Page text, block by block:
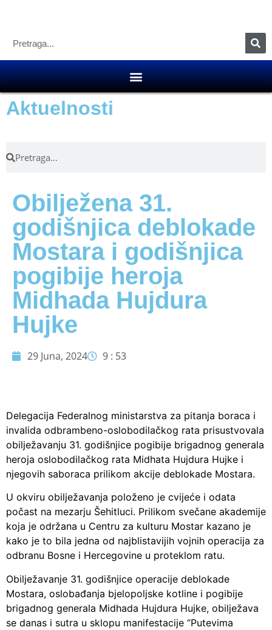
Aktuelnosti
Obilježena 31.
godišnjica deblokade
Mostara i godišnjica
pogibije heroja
Midhada Hujdura
Hujke
29 Juna, 2024 9 : 53
Delegacija Federalnog ministarstva za pitanja boraca i
invalida odbrambeno-oslobodilačkog rata prisustvovala
obilježavanju 31. godišnjice pogibije brigadnog generala
heroja oslobodilačkog rata Midhata Hujdura Hujke i
njegovih saboraca prilikom akcije deblokade Mostara.
U okviru obilježavanja položeno je cvijeće i odata
počast na mezarju Šehitluci. Prilikom svečane akademije
koja je održana u Centru za kulturu Mostar kazano je
kako je to bila jedna od najblistavijih vojnih operacija za
odbranu Bosne i Hercegovine u proteklom ratu.
Obilježavanje 31. godišnjice operacije deblokade
Mostara, oslobađanja bjelopoljske kotline i pogibije
brigadnog generala Midhada Hujdura Hujke, obilježava
se danas i sutra u sklopu manifestacije “Putevima